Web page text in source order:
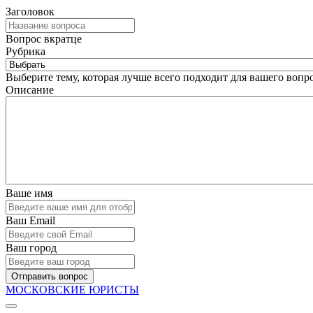
Заголовок
Вопрос вкратце
Рубрика
Выберите тему, которая лучше всего подходит для вашего
Описание
Ваше имя
Ваш Email
Ваш город
Отправить вопрос
МОСКОВСКИЕ ЮРИСТЫ